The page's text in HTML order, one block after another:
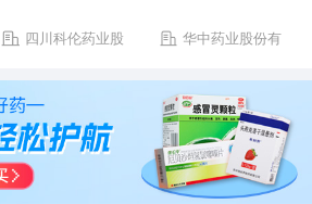
四川科伦药业股
华中药业股份有